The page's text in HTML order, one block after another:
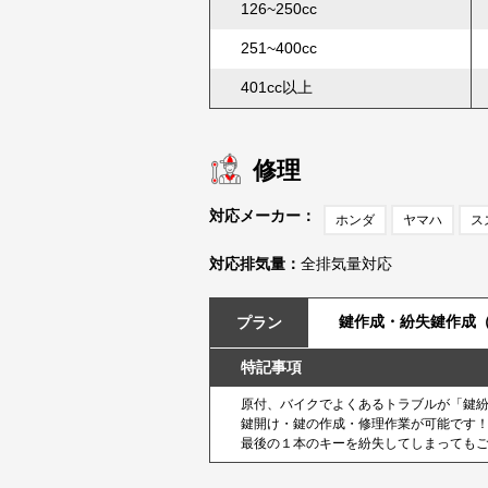
126~250cc
251~400cc
401cc以上
修理
対応メーカー： ホンダ ヤマハ ス
対応排気量： 全排気量対応
プラン 鍵作成・紛失鍵作成
特記事項
原付、バイクでよくあるトラブルが「鍵
鍵開け・鍵の作成・修理作業が可能です
最後の１本のキーを紛失してしまっても